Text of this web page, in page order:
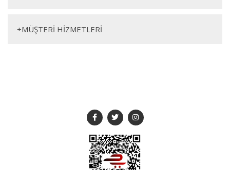
170+85cm 225cm
62cm
+MÜŞTERİ HİZMETLERİ